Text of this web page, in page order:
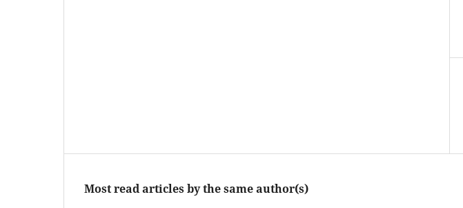
Most read articles by the same author(s)